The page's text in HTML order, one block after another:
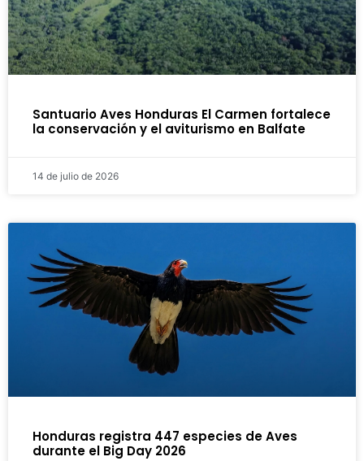
Santuario Aves Honduras El Carmen fortalece
la conservación y el aviturismo en Balfate
14 de julio de 2026
Honduras registra 447 especies de Aves
durante el Big Day 2026